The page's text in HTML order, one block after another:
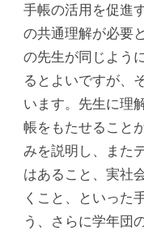
手帳の活用を促進
の共通理解が必要
の先生が同じよう
るとよいですが、
います。先生に理
帳をもたせること
みを説明し、また
はあること、実社
くこと、といった
う、さらに学年団